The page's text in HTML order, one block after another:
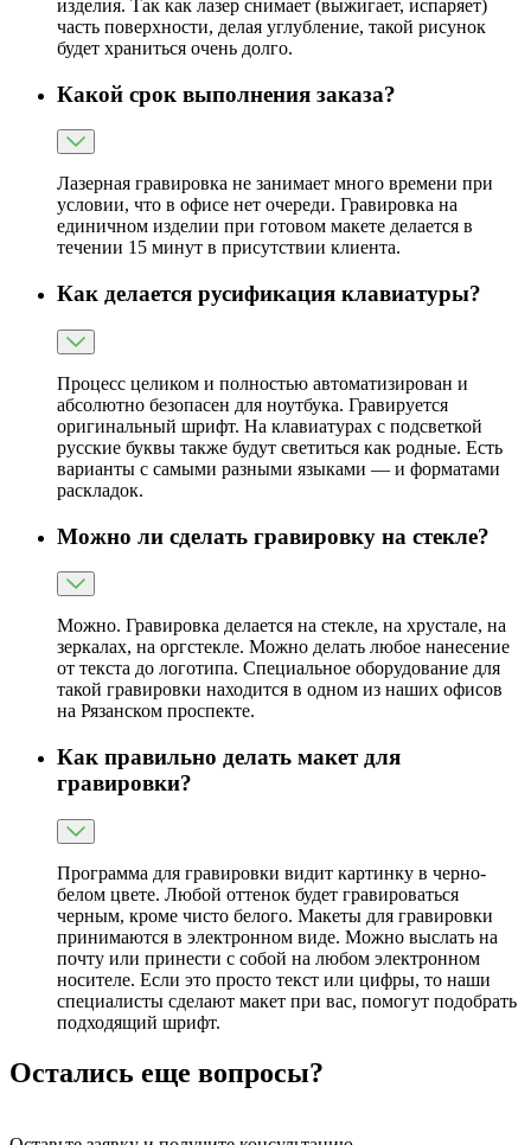
изделия. Так как лазер снимает (выжигает, испаряет)
часть поверхности, делая углубление, такой рисунок
будет храниться очень долго.
Какой срок выполнения заказа?
Лазерная гравировка не занимает много времени при
условии, что в офисе нет очереди. Гравировка на
единичном изделии при готовом макете делается в
течении 15 минут в присутствии клиента.
Как делается русификация клавиатуры?
Процесс целиком и полностью автоматизирован и
абсолютно безопасен для ноутбука. Гравируется
оригинальный шрифт. На клавиатурах с подсветкой
русские буквы также будут светиться как родные. Есть
варианты с самыми разными языками — и форматами
раскладок.
Можно ли сделать гравировку на стекле?
Можно. Гравировка делается на стекле, на хрустале, на
зеркалах, на оргстекле. Можно делать любое нанесение
от текста до логотипа. Специальное оборудование для
такой гравировки находится в одном из наших офисов
на Рязанском проспекте.
Как правильно делать макет для
гравировки?
Программа для гравировки видит картинку в черно-
белом цвете. Любой оттенок будет гравироваться
черным, кроме чисто белого. Макеты для гравировки
принимаются в электронном виде. Можно выслать на
почту или принести с собой на любом электронном
носителе. Если это просто текст или цифры, то наши
специалисты сделают макет при вас, помогут подобрать
подходящий шрифт.
Остались еще вопросы?